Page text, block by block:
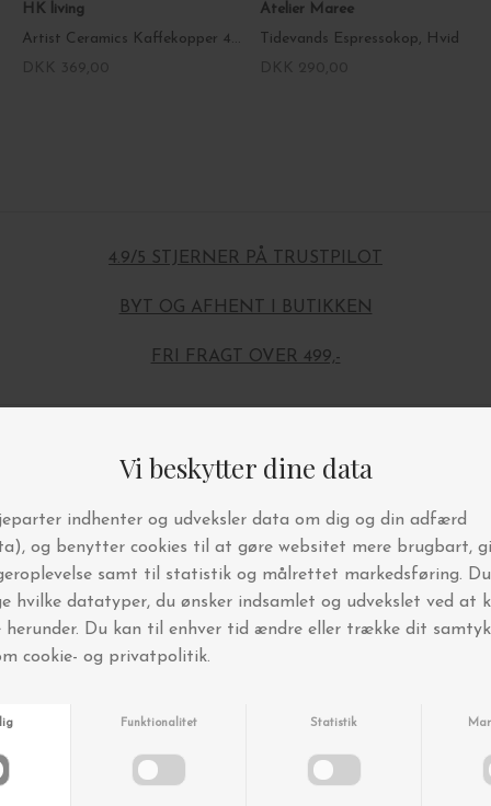
HK living
Artist Ceramics Kaffekopper 4 stk.
Atelier Maree
Tidevands Espressokop, Hvid
4.9/5 STJERNER PÅ TRUSTPILOT
BYT OG AFHENT I BUTIKKEN
FRI FRAGT OVER 499,-
Andre købte også
-30%